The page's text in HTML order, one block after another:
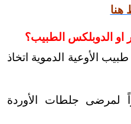
او الدوبلكس الطبيب؟
الأوعية الدموية اتخاذ
لمرضى جلطات الأوردة